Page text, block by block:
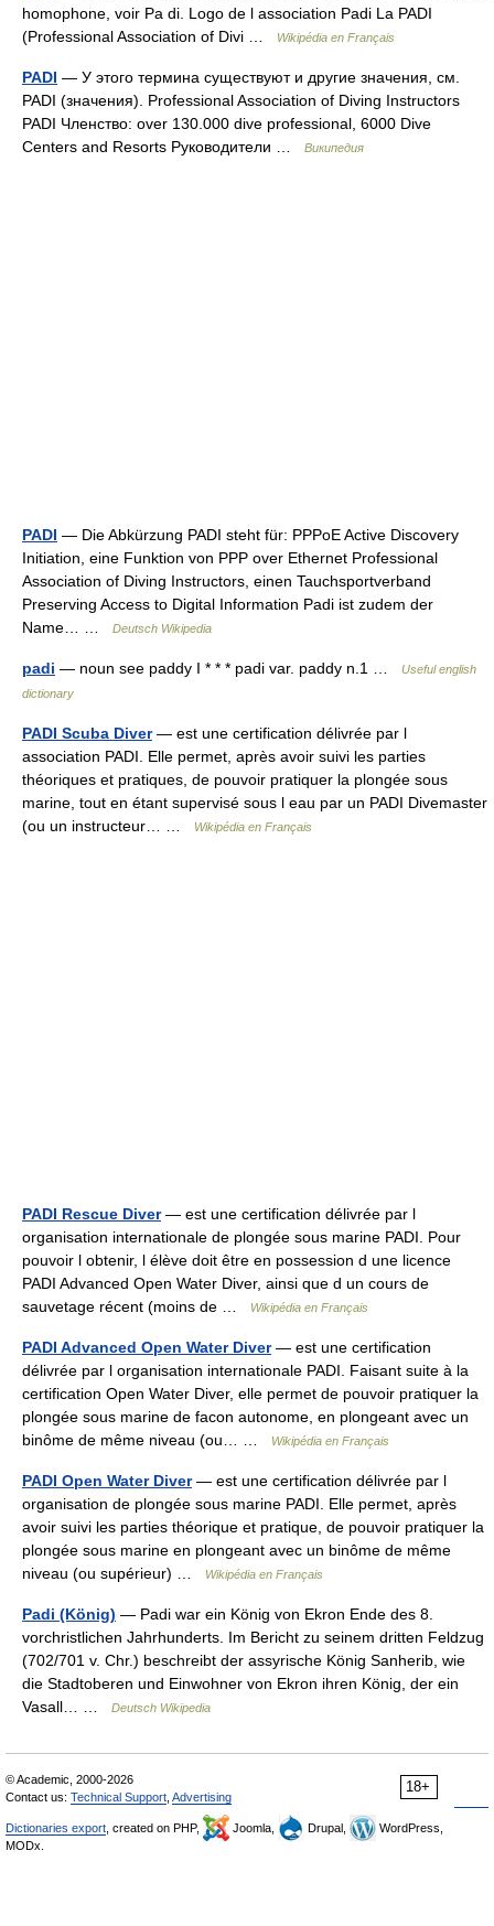
homophone, voir Pa di. Logo de l association Padi La PADI
(Professional Association of Divi …
Wikipédia en Français
PADI — У этого термина существуют и другие значения, см.
PADI (значения). Professional Association of Diving Instructors
PADI Членство: over 130.000 dive professional, 6000 Dive
Centers and Resorts Руководители …
Википедия
PADI — Die Abkürzung PADI steht für: PPPoE Active Discovery
Initiation, eine Funktion von PPP over Ethernet Professional
Association of Diving Instructors, einen Tauchsportverband
Preserving Access to Digital Information Padi ist zudem der
Name… …
Deutsch Wikipedia
padi — noun see paddy I * * * padi var. paddy n.1 …
Useful english
dictionary
PADI Scuba Diver— est une certification délivrée par l
association PADI. Elle permet, après avoir suivi les parties
théoriques et pratiques, de pouvoir pratiquer la plongée sous
marine, tout en étant supervisé sous l eau par un PADI Divemaster
(ou un instructeur… …
Wikipédia en Français
PADI Rescue Diver— est une certification délivrée par l
organisation internationale de plongée sous marine PADI. Pour
pouvoir l obtenir, l élève doit être en possession d une licence
PADI Advanced Open Water Diver, ainsi que d un cours de
sauvetage récent (moins de …
Wikipédia en Français
PADI Advanced Open Water Diver— est une certification
délivrée par l organisation internationale PADI. Faisant suite à la
certification Open Water Diver, elle permet de pouvoir pratiquer la
plongée sous marine de facon autonome, en plongeant avec un
binôme de même niveau (ou… …
Wikipédia en Français
PADI Open Water Diver— est une certification délivrée par l
organisation de plongée sous marine PADI. Elle permet, après
avoir suivi les parties théorique et pratique, de pouvoir pratiquer la
plongée sous marine en plongeant avec un binôme de même
niveau (ou supérieur) …
Wikipédia en Français
Padi (König) — Padi war ein König von Ekron Ende des 8.
vorchristlichen Jahrhunderts. Im Bericht zu seinem dritten Feldzug
(702/701 v. Chr.) beschreibt der assyrische König Sanherib, wie
die Stadtoberen und Einwohner von Ekron ihren König, der ein
Vasall… …
Deutsch Wikipedia
18+
© Academic, 2000-2026
Contact us: Technical Support Advertising
Dictionaries export , created on PHP, Joomla, Drupal,
WordPress,
MODx.